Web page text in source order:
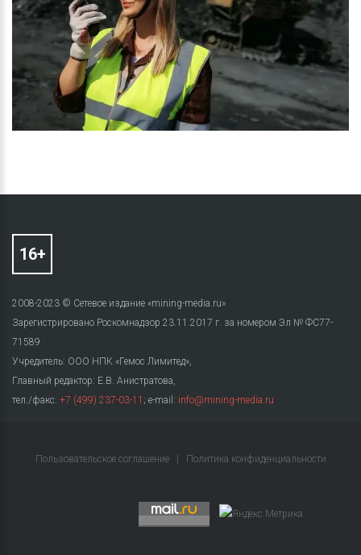
2008-2023 © Сетевое издание «mining-media.ru»
Зарегистрировано Роскомнадзор 23.11.2017 г. за номером Эл № ФС77-
71589
Учредитель: ООО НПК «Гемос Лимитед»,
Главный редактор: Е.В. Анистратова,
тел./факс: +7 (499) 237-03-11 ; e-mail: info@mining-media.ru
Пользовательское соглашение Политика конфиденциальности